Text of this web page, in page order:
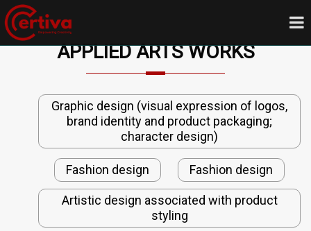
APPLIED ARTS WORKS
Graphic design (visual expression of logos,
brand identity and product packaging;
character design)
Fashion design Fashion design
Artistic design associated with product
styling